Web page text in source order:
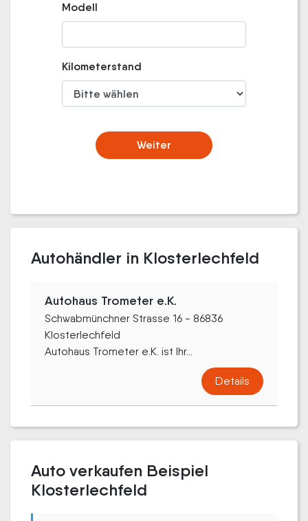
Modell
Kilometerstand
Weiter
Autohändler in Klosterlechfeld
Autohaus Trometer e.K.
Schwabmünchner Strasse 16 - 86836
Klosterlechfeld
Autohaus Trometer e.K. ist Ihr...
Details
Auto verkaufen Beispiel
Klosterlechfeld